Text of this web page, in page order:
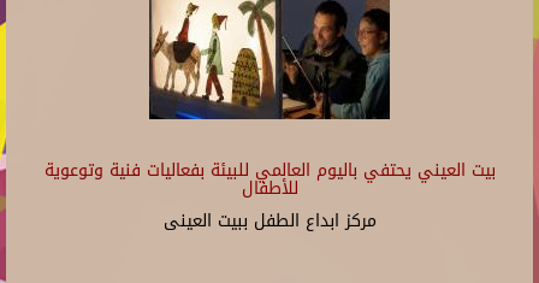
بيت العيني يحتفي باليوم العالمي للبيئة بفعاليات فنية وتوعوية
للأطفال
مركز ابداع الطفل ببيت العينى